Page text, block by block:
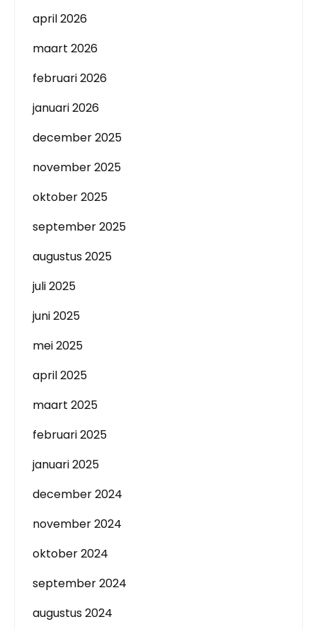
april 2026
maart 2026
februari 2026
januari 2026
december 2025
november 2025
oktober 2025
september 2025
augustus 2025
juli 2025
juni 2025
mei 2025
april 2025
maart 2025
februari 2025
januari 2025
december 2024
november 2024
oktober 2024
september 2024
augustus 2024